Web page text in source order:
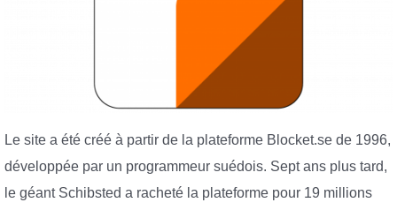
Le site a été créé à partir de la plateforme Blocket.se de 1996,
développée par un programmeur suédois. Sept ans plus tard,
le géant Schibsted a racheté la plateforme pour 19 millions